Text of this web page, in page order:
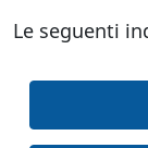
Le seguenti